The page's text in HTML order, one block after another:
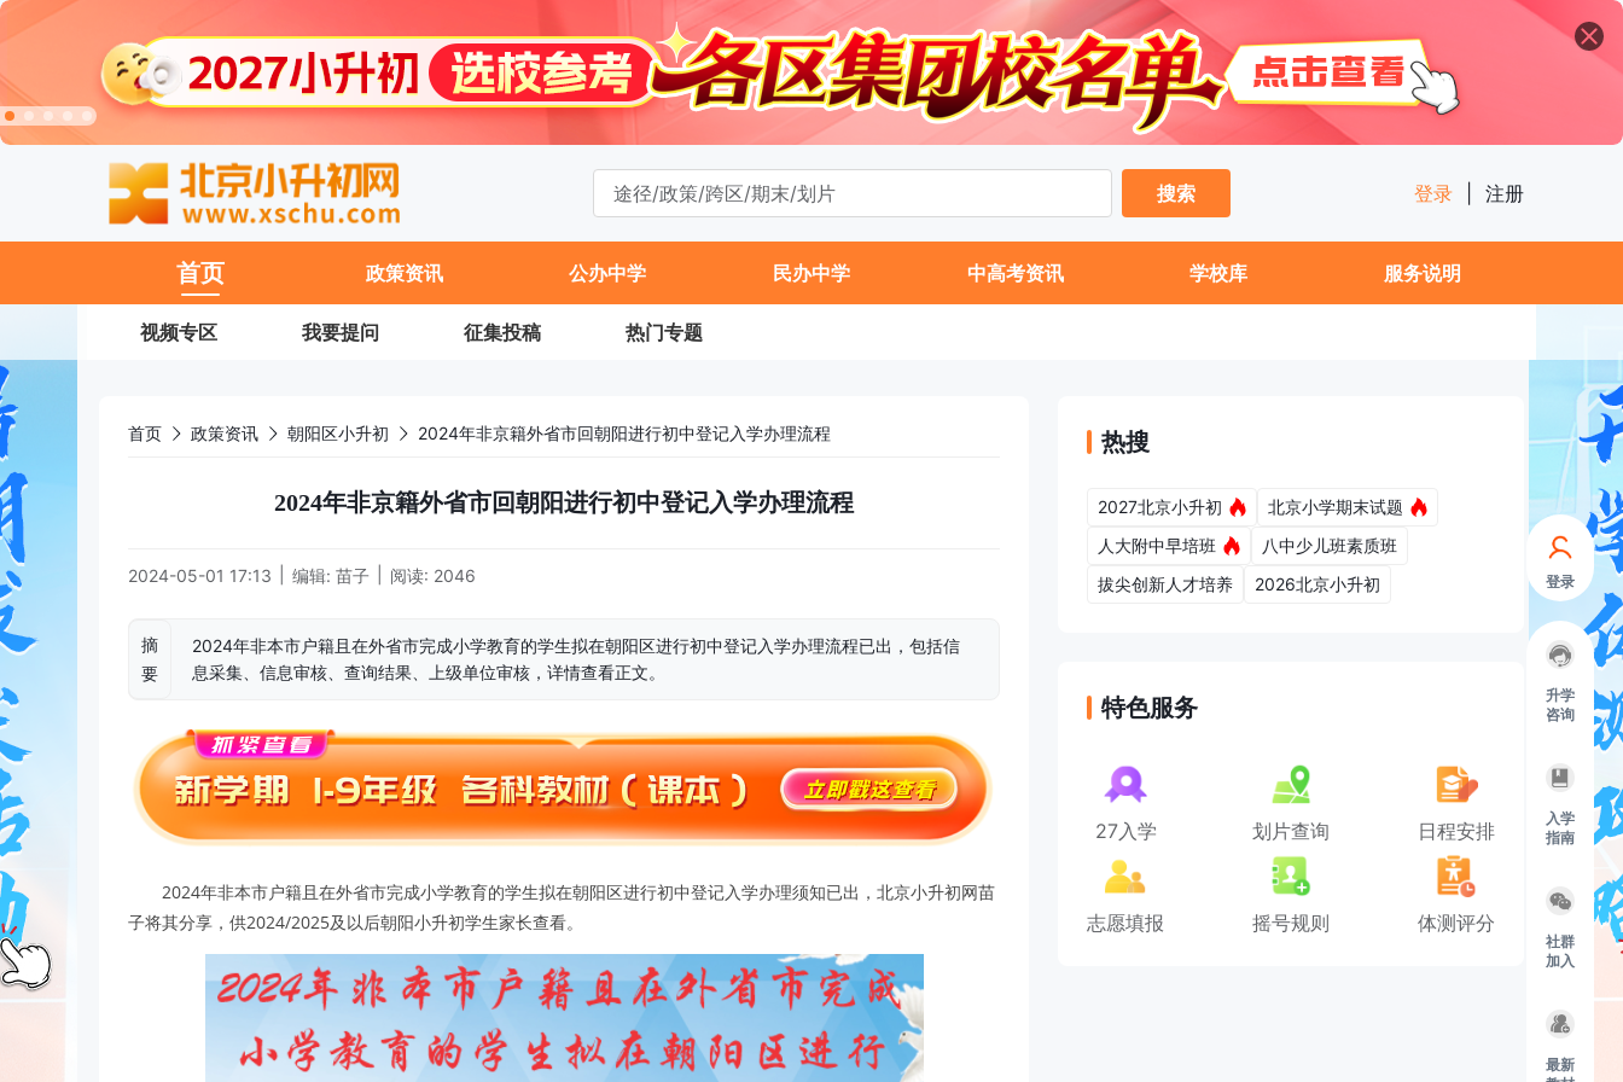
登录
升学
咨询
入学
指南
社群
加入
最新
搜索
登录 注册
首页 政策资讯 公办中学 民办中学 中高考资讯 学校库 服务说明
视频专区 我要提问 征集投稿 热门专题
首页 政策资讯 朝阳区小升初 2024年非京籍外省市回朝阳进行初中登记入学办理流程
2024年非京籍外省市回朝阳进行初中登记入学办理流程
2024-05-01 17:13 编辑: 苗子 阅读: 2046
摘
要
2024年非本市户籍且在外省市完成小学教育的学生拟在朝阳区进行初中登记入学办理流程已出，包括信
息采集、信息审核、查询结果、上级单位审核，详情查看正文。
2024年非本市户籍且在外省市完成小学教育的学生拟在朝阳区进行初中登记入学办理须知已出，北京小升初网苗
子将其分享，供2024/2025及以后朝阳小升初学生家长查看。
热搜
2027北京小升初
北京小学期末试题
人大附中早培班
八中少儿班素质班
拔尖创新人才培养
2026北京小升初
特色服务
27入学 划片查询 日程安排
志愿填报 摇号规则 体测评分